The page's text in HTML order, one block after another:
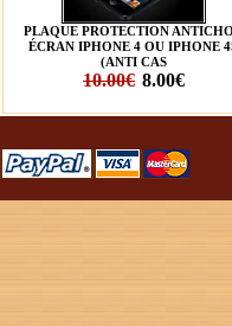
PLAQUE PROTECTION
ÉCRAN IPHONE 4 OU IPHONE
(ANTI CAS
10.00€ 8.00€